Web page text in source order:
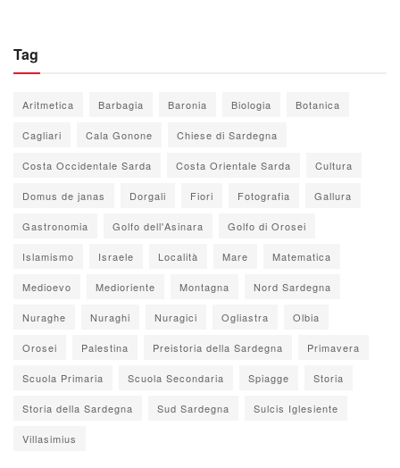
Tag
Aritmetica Barbagia Baronia Biologia Botanica
Cagliari Cala Gonone Chiese di Sardegna
Costa Occidentale Sarda Costa Orientale Sarda Cultura
Domus de janas Dorgali Fiori Fotografia Gallura
Gastronomia Golfo dell'Asinara Golfo di Orosei
Islamismo Israele Località Mare Matematica
Medioevo Medioriente Montagna Nord Sardegna
Nuraghe Nuraghi Nuragici Ogliastra Olbia
Orosei Palestina Preistoria della Sardegna Primavera
Scuola Primaria Scuola Secondaria Spiagge Storia
Storia della Sardegna Sud Sardegna Sulcis Iglesiente
Villasimius